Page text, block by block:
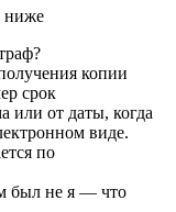
ниже
копии
срок
или от даты, когда
виде.
по
был не я — что